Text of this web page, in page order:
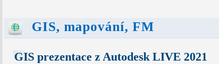
GIS, mapování, FM
GIS prezentace z Autodesk LIVE 2021